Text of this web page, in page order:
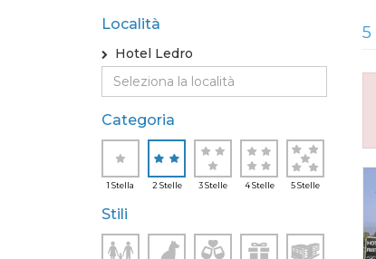
Località
Hotel Ledro
Categoria
1 Stella 2 Stelle 3 Stelle 4 Stelle 5 Stelle
Stili
5